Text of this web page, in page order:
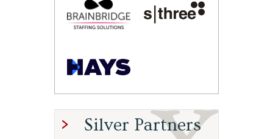
Silver Partners